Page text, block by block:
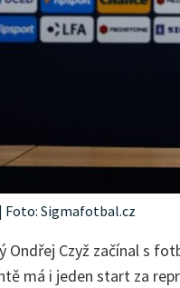
Foto: Sigmafotbal.cz
Ondřej Czyž začínal s
má i jeden start za